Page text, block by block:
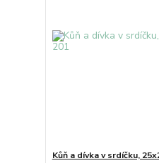
Kůň a dívka v srdíčku,